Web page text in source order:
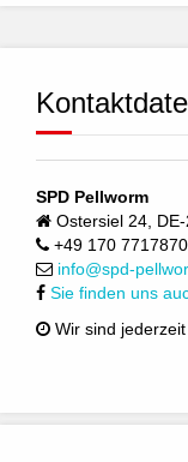
SPD Pellworm
Ostersiel 24,
+49 170 7717870
info@spd-
Sie finden uns
Wir sind